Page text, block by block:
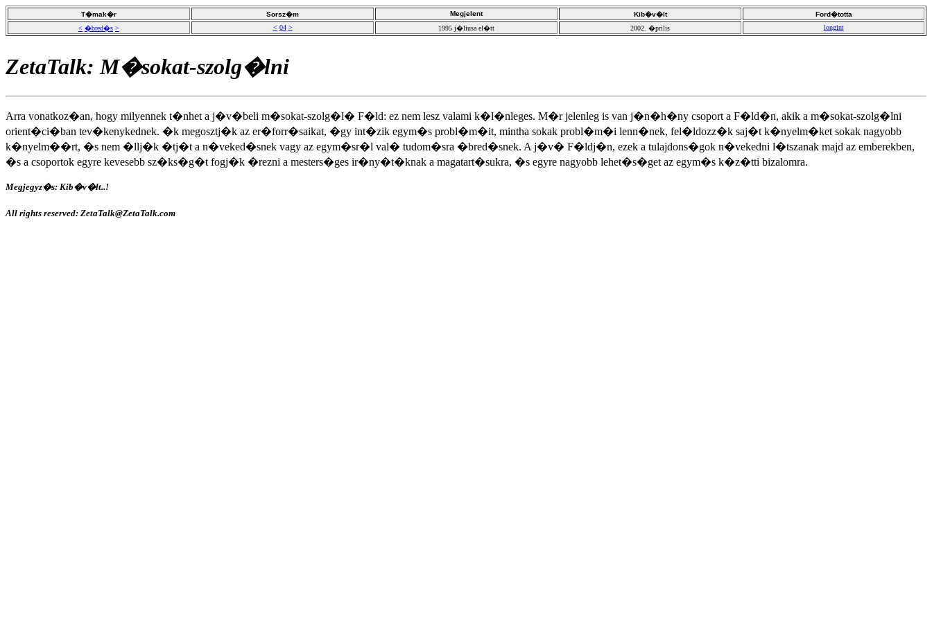
T�mak�r Sorsz�m Megjelent Kib�v�lt
Ford�totta
< �bred�s > < 04 > 1995 j�liusa el�tt 2002. �prilis longint
ZetaTalk: M�sokat-szolg�lni
Arra vonatkoz�an, hogy milyennek t�nhet a j�v�beli m�sokat-szolg�l� F�ld: ez nem lesz valami k�l�nleges. M�r jelenleg is van j�n�h�ny csoport a F�ld�n, akik a m�sokat-szolg�lni
orient�ci�ban tev�kenykednek. �k megosztj�k az er�forr�saikat, �gy int�zik egym�s probl�m�it, mintha sokak probl�m�i lenn�nek, fel�ldozz�k saj�t k�nyelm�ket sokak nagyobb
k�nyelm��rt, �s nem �llj�k �tj�t a n�veked�snek vagy az egym�sr�l val� tudom�sra �bred�snek. A j�v� F�ldj�n, ezek a tulajdons�gok n�vekedni l�tszanak majd az emberekben,
�s a csoportok egyre kevesebb sz�ks�g�t fogj�k �rezni a mesters�ges ir�ny�t�knak a magatart�sukra, �s egyre nagyobb lehet�s�get az egym�s k�z�tti bizalomra.
Megjegyz�s: Kib�v�lt..!
All rights reserved: ZetaTalk@ZetaTalk.com